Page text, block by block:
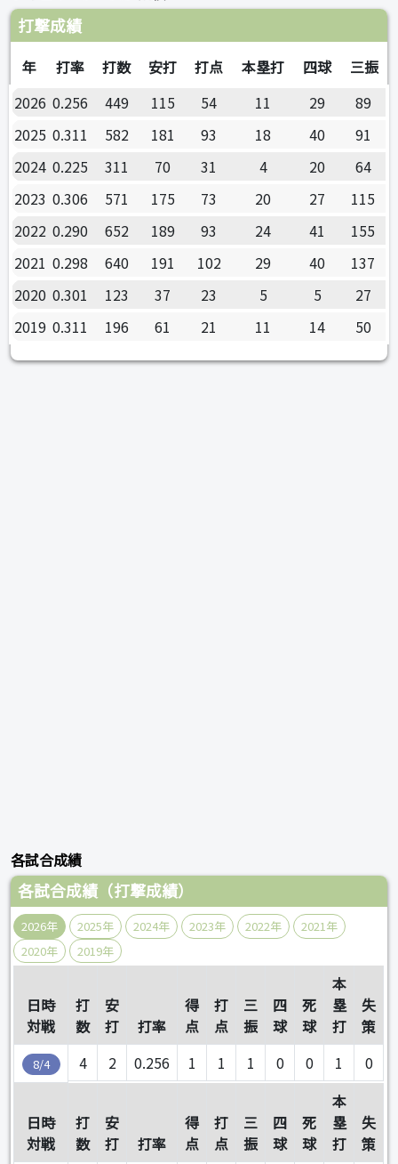
打撃成績
年 打率 打数 安打 打点 本塁打 四球
三振
2026 0.256 449 115 54 11 29
89
2025 0.311 582 181 93 18 40
91
2024 0.225 311 70 31 4 20
64
2023 0.306 571 175 73 20 27
115
2022 0.290 652 189 93 24 41
155
2021 0.298 640 191 102 29 40
137
2020 0.301 123 37 23 5 5
27
2019 0.311 196 61 21 11 14 50
各試合成績
各試合成績（打撃成績）
2026年 2025年 2024年 2023年 2022年
2021年
2020年
2019年
日時
対戦
打
数
安
打
打率
得
点
打
点
三
振
四
球
死
球
本
塁
打
失
策
8/4 4 2 0.256 1 1 1 0 0 1 0
日時
対戦
打
数
安
打
打率
得
点
打
点
三
振
四
球
死
球
本
塁
打
失
策